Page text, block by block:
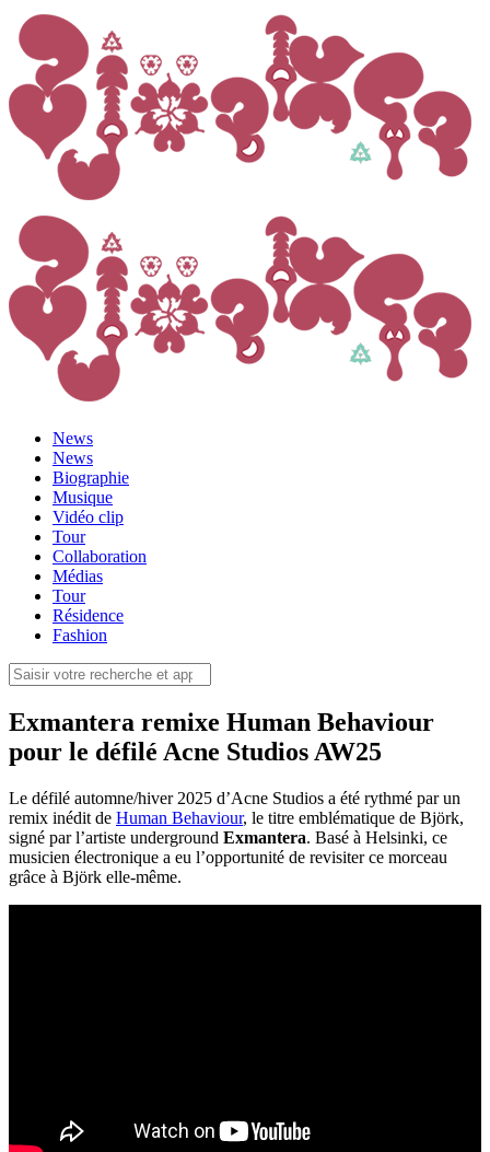
News
News
Biographie
Musique
Vidéo clip
Tour
Collaboration
Médias
Tour
Résidence
Fashion
Exmantera remixe Human Behaviour
pour le défilé Acne Studios AW25
Le défilé automne/hiver 2025 d’Acne Studios a été rythmé par un
remix inédit de Human Behaviour, le titre emblématique de Björk,
signé par l’artiste underground Exmantera. Basé à Helsinki, ce
musicien électronique a eu l’opportunité de revisiter ce morceau
grâce à Björk elle-même.